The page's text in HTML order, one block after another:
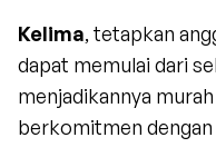
Kelima, tetapkan
dapat memulai dari
menjadikannya
berkomitmen dengan